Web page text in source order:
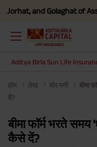
and Golaghat of Assam
Aditya Birla Sun Life
होम लेख योर मनी
बीमा
दें?
बीमा फॉर्म भरते समय
कैसे दें?